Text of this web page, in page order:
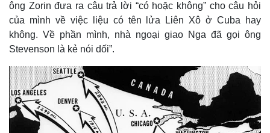
Quan sát
Cuộc sống đó đây
Hồ sơ
Video
Ảnh
E-Magazine
ông Zorin đưa ra câu trả lời “có hoặc không” cho câu hỏi
của mình về việc liệu có tên lửa Liên Xô ở Cuba hay
không. Về phần mình, nhà ngoại giao Nga đã gọi ông
Stevenson là kẻ nói dối”.